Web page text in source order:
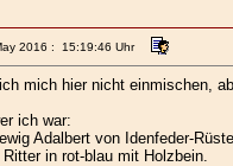
2016 : 15:19:46 Uhr
mich hier nicht einmischen,
ich war:
Adalbert von Idenfeder-
in rot-blau mit Holzbein.